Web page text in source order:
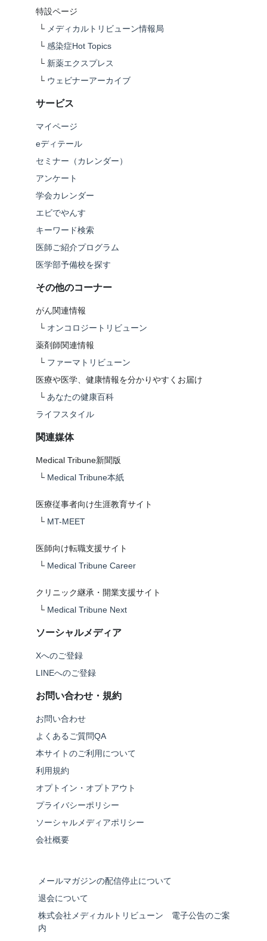
特設ページ
└ メディカルトリビューン情報局
└ 感染症Hot Topics
└ 新薬エクスプレス
└ ウェビナーアーカイブ
サービス
マイページ
eディテール
セミナー（カレンダー）
アンケート
学会カレンダー
エビでやんす
キーワード検索
医師ご紹介プログラム
医学部予備校を探す
その他のコーナー
がん関連情報
└ オンコロジートリビューン
薬剤師関連情報
└ ファーマトリビューン
医療や医学、健康情報を分かりやすくお届け
└ あなたの健康百科
ライフスタイル
関連媒体
Medical Tribune新聞版
└ Medical Tribune本紙
医療従事者向け生涯教育サイト
└ MT-MEET
医師向け転職支援サイト
└ Medical Tribune Career
クリニック継承・開業支援サイト
└ Medical Tribune Next
ソーシャルメディア
Xへのご登録
LINEへのご登録
お問い合わせ・規約
お問い合わせ
よくあるご質問QA
本サイトのご利用について
利用規約
オプトイン・オプトアウト
プライバシーポリシー
ソーシャルメディアポリシー
会社概要
メールマガジンの配信停止について
退会について
株式会社メディカルトリビューン 電子公告のご案
内